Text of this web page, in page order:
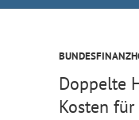
Doppelte
Kosten für